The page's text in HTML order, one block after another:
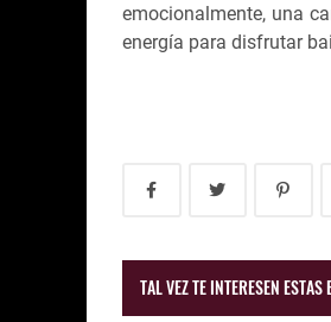
emocionalmente, una
energía para disfrutar
TAL VEZ TE INTERESEN ESTAS